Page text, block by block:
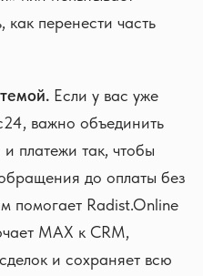
как перенести часть
Если у вас уже
важно объединить
платежи так, чтобы
до оплаты без
помогает Radist.Online
MAX к CRM,
и сохраняет всю